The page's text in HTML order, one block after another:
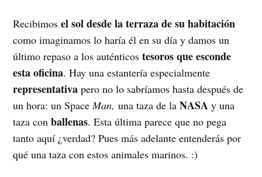
Recibimosel sol desde la terraza de su habitación
como imaginamos lo haría él en su día y damos un
último repaso a los auténticos tesoros que esconde
esta oficina. Hay una estantería especialmente
representativa pero no lo sabríamos hasta después de
un hora: un Space Man, una taza de laNASA y una
taza conballenas. Esta última parece que no pega
tanto aquí ¿verdad? Pues más adelante entenderás por
qué una taza con estos animales marinos. :)